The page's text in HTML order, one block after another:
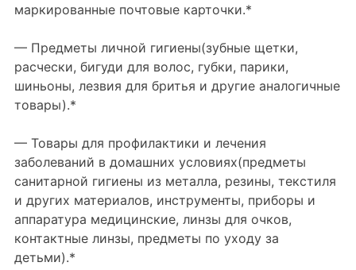
маркированные почтовые карточки.*
— Предметы личной гигиены(зубные щетки,
расчески, бигуди для волос, губки, парики,
шиньоны, лезвия для бритья и другие аналогичные
товары).*
— Товары для профилактики и лечения
заболеваний в домашних условиях(предметы
санитарной гигиены из металла, резины, текстиля
и других материалов, инструменты, приборы и
аппаратура медицинские, линзы для очков,
контактные линзы, предметы по уходу за
детьми).*